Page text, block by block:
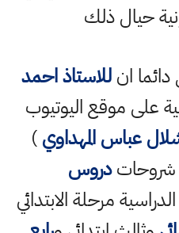
حيال ذلك
انللاستاذ احمد
على موقع اليوتيوب
عباس المهداوي)
شروحاتدروس
مرحلة الابتدائي